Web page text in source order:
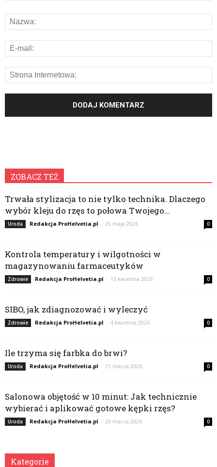
ZOBACZ TEŻ
Trwała stylizacja to nie tylko technika. Dlaczego
wybór kleju do rzęs to połowa Twojego...
Uroda Redakcja ProHelvetia.pl - 26 maja 2026 0
Kontrola temperatury i wilgotności w
magazynowaniu farmaceutyków
Zdrowie Redakcja ProHelvetia.pl - 13 kwietnia 2026 0
SIBO, jak zdiagnozować i wyleczyć
Zdrowie Redakcja ProHelvetia.pl - 4 kwietnia 2026 0
Ile trzyma się farbka do brwi?
Uroda Redakcja ProHelvetia.pl - 21 marca 2026 0
Salonowa objętość w 10 minut: Jak technicznie
wybierać i aplikować gotowe kępki rzęs?
Uroda Redakcja ProHelvetia.pl - 20 marca 2026 0
Kategorie